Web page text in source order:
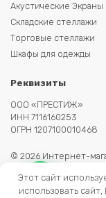
Акустические Экраны
Складские стеллажи
Торговые стеллажи
Шкафы для одежды
Реквизиты
ООО «ПРЕСТИЖ»
ИНН 7116160253
ОГРН 1207100010468
© 2026 Интернет-
сайте не является
Этот сайт
использовать